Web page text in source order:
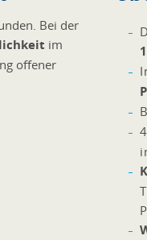
Bei der
im
offener